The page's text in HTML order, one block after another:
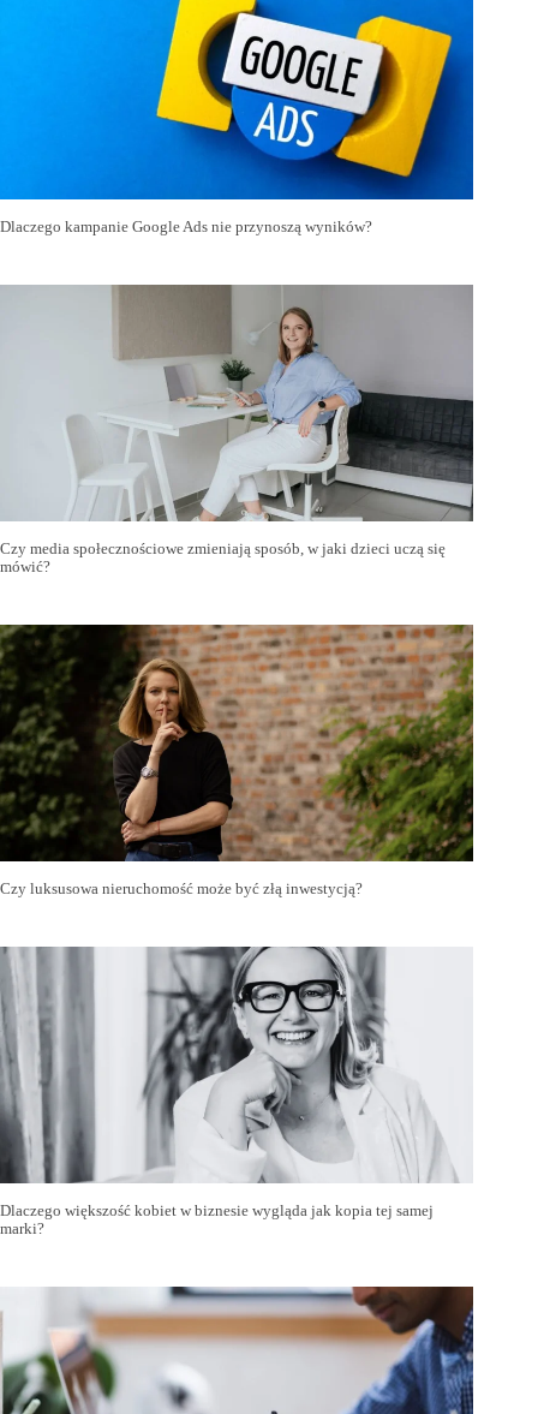
Dlaczego kampanie Google Ads nie przynoszą wyników?
Czy media społecznościowe zmieniają sposób, w jaki dzieci uczą się
mówić?
Czy luksusowa nieruchomość może być złą inwestycją?
Dlaczego większość kobiet w biznesie wygląda jak kopia tej samej
marki?